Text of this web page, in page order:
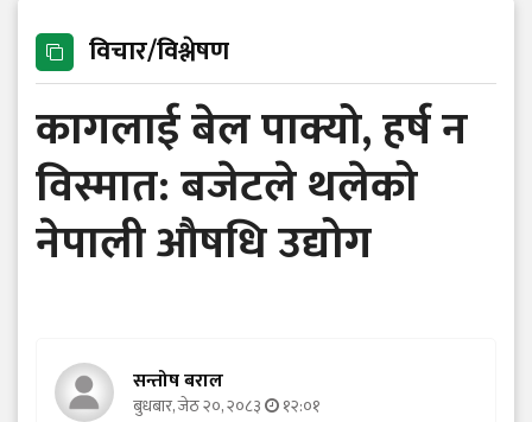
विचार/विश्लेषण
कागलाई बेल पाक्यो, हर्ष न
विस्मात: बजेटले थलेको
नेपाली औषधि उद्योग
सन्तोष बराल
बुधबार, जेठ २०, २०८३ १२:०१